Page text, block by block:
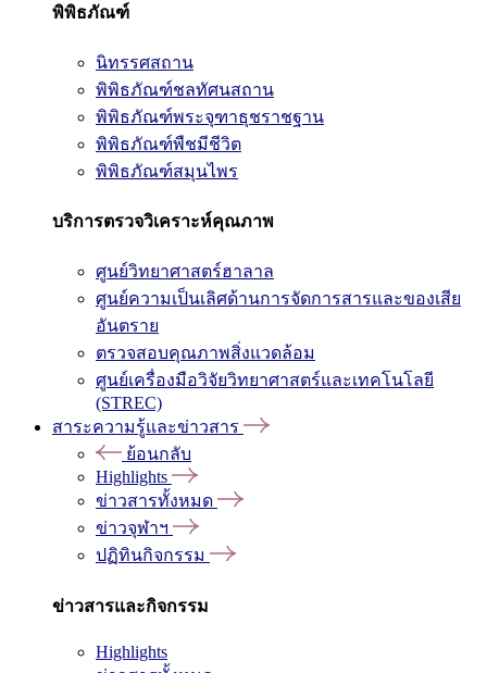
พิพิธภัณฑ์
นิทรรศสถาน
พิพิธภัณฑ์ชลทัศนสถาน
พิพิธภัณฑ์พระจุฑาธุชราชฐาน
พิพิธภัณฑ์พืชมีชีวิต
พิพิธภัณฑ์สมุนไพร
บริการตรวจวิเคราะห์คุณภาพ
ศูนย์วิทยาศาสตร์ฮาลาล
ศูนย์ความเป็นเลิศด้านการจัดการสารและของเสีย
อันตราย
ตรวจสอบคุณภาพสิ่งแวดล้อม
ศูนย์เครื่องมือวิจัยวิทยาศาสตร์และเทคโนโลยี
(STREC)
สาระความรู้และข่าวสาร
ย้อนกลับ
Highlights
ข่าวสารทั้งหมด
ข่าวจุฬาฯ
ปฏิทินกิจกรรม
ข่าวสารและกิจกรรม
Highlights